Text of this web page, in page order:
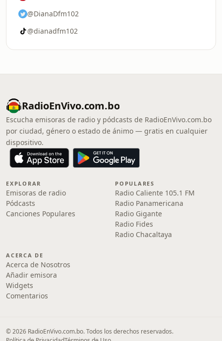
@DianaDfm102
@dianadfm102
RadioEnVivo.com.bo
Escucha emisoras de radio y pódcasts de RadioEnVivo.com.bo
por ciudad, género o estado de ánimo — gratis en cualquier
dispositivo.
EXPLORAR
Emisoras de radio
Pódcasts
Canciones Populares
POPULARES
Radio Caliente 105.1 FM
Radio Panamericana
Radio Gigante
Radio Fides
Radio Chacaltaya
ACERCA DE
Acerca de Nosotros
Añadir emisora
Widgets
Comentarios
© 2026 RadioEnVivo.com.bo. Todos los derechos reservados.